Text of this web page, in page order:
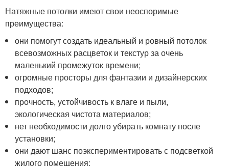
Натяжные потолки имеют свои неоспоримые
преимущества:
они помогут создать идеальный и ровный потолок
всевозможных расцветок и текстур за очень
маленький промежуток времени;
огромные просторы для фантазии и дизайнерских
подходов;
прочность, устойчивость к влаге и пыли,
экологическая чистота материалов;
нет необходимости долго убирать комнату после
установки;
они дают шанс поэкспериментировать с подсветкой
жилого помещения;